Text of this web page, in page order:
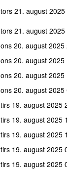
tors 21. august 2025
tors 21. august 2025
ons 20. august 2025
ons 20. august 2025
ons 20. august 2025
ons 20. august 2025
tirs 19. august 2025
tirs 19. august 2025
tirs 19. august 2025
tirs 19. august 2025
tirs 19. august 2025